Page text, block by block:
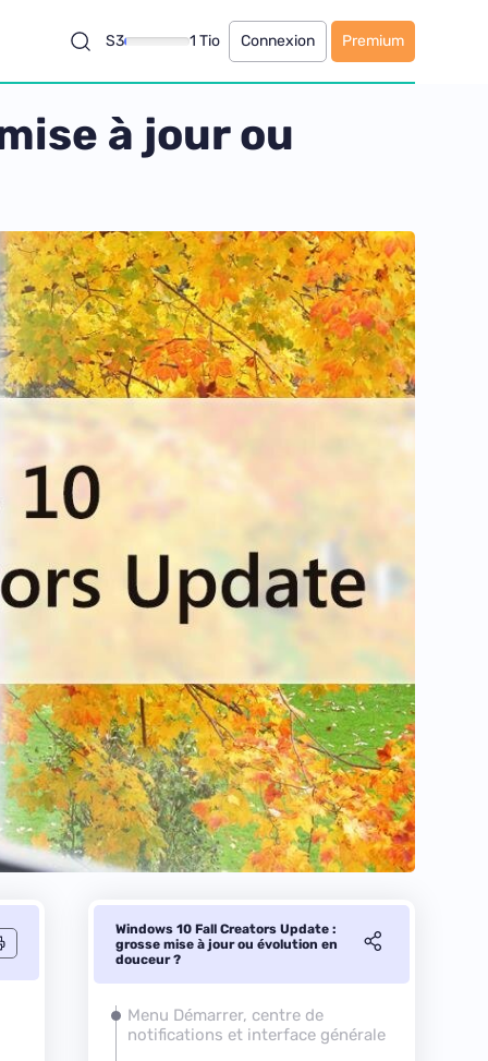
S3 1 Tio Connexion Premium
à jour ou
Windows 10 Fall Creators Update :
grosse mise à jour ou évolution en
douceur ?
Menu Démarrer, centre de
notifications et interface générale